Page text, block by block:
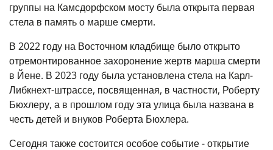
группы на Камсдорфском мосту была открыта первая
стела в память о марше смерти.
В 2022 году на Восточном кладбище было открыто
отремонтированное захоронение жертв марша смерти
в Йене. В 2023 году была установлена стела на Карл-
Либкнехт-штрассе, посвященная, в частности, Роберту
Бюхлеру, а в прошлом году эта улица была названа в
честь детей и внуков Роберта Бюхлера.
Сегодня также состоится особое событие - открытие